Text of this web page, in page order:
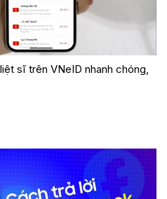
sĩ trên VNeID nhanh chóng,